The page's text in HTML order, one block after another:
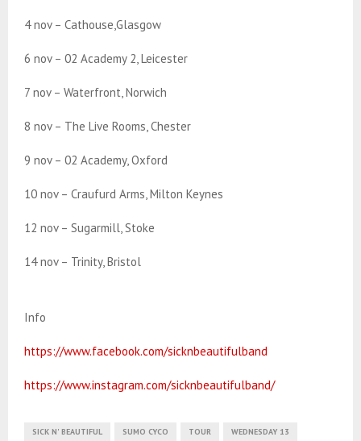
4 nov – Cathouse,Glasgow
6 nov – 02 Academy 2, Leicester
7 nov – Waterfront, Norwich
8 nov – The Live Rooms, Chester
9 nov – 02 Academy, Oxford
10 nov – Craufurd Arms, Milton Keynes
12 nov – Sugarmill, Stoke
14 nov – Trinity, Bristol
Info
https://www.facebook.com/sicknbeautifulband
https://www.instagram.com/sicknbeautifulband/
SICK N' BEAUTIFUL SUMO CYCO TOUR WEDNESDAY 13